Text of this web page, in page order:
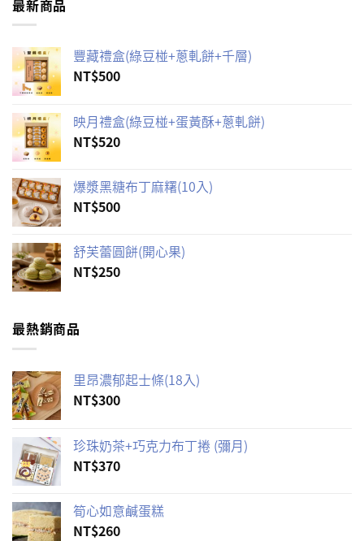
最新商品
豐藏禮盒(綠豆椪+蔥軋餅+千層)
NT$500
映月禮盒(綠豆椪+蛋黃酥+蔥軋餅)
NT$520
爆漿黑糖布丁麻糬(10入)
NT$500
舒芙蕾圓餅(開心果)
NT$250
最熱銷商品
里昂濃郁起士條(18入)
NT$300
珍珠奶茶+巧克力布丁捲 (彌月)
NT$370
筍心如意鹹蛋糕
NT$260